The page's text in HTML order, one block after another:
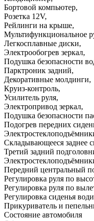
Бортовой компьютер,
Розетка 12V,
Рейлинги на крыше,
Мультифункциональное
Легкосплавные диски,
Электрообогрев зеркал,
Подушка безопасности
Парктроник задний,
Декоративные молдинги,
Круиз-контроль,
Усилитель руля,
Электропривод зеркал,
Подушка безопасности
Подогрев передних
Складывающееся заднее
Третий задний
Передний центральный
Регулировка руля по
Регулировка руля по
Регулировка сиденья
Прикуриватель и
Состояние автомобиля